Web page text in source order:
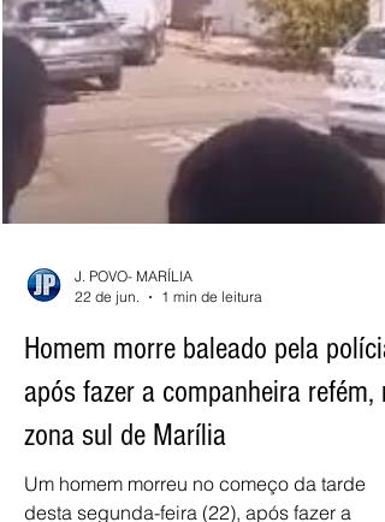
J. POVO- MARÍLIA
22 de jun.
1 min de leitura
Homem morre baleado pela polícia